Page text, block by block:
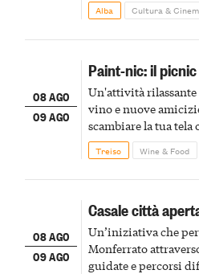
Alba Cultura &
08 AGO
09 AGO
Paint-nic: il
Un'attività
vino e nuove
scambiare la tua tela
Treiso Wine & Food
08 AGO
09 AGO
Casale città
Un’iniziativa che
Monferrato
guidate e percorsi